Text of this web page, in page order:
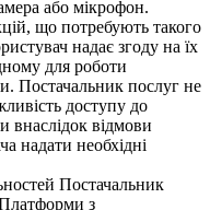
або мікрофон.
що потребують такого
надає згоду на їх
для роботи
Постачальник послуг не
доступу до
внаслідок відмови
надати необхідні
Постачальник
Платформи з